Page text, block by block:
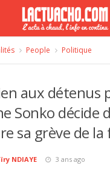
People Politique
aux détenus
Sonko décide
sa grève de la
NDIAYE 3 ans ago